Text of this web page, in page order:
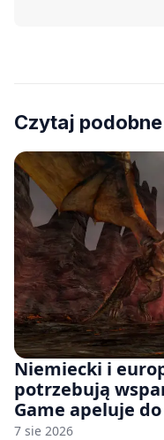
Czytaj podobne
Niemiecki i
potrzebują
Game apeluje
7 sie 2026